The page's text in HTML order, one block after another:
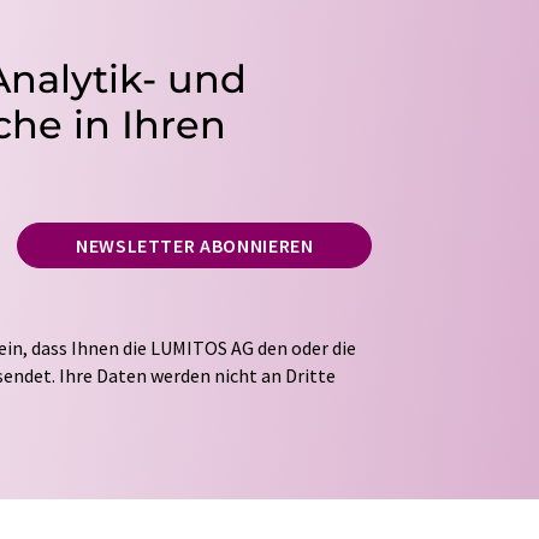
und
in Ihren
NEWSLETTER ABONNIEREN
dass Ihnen die LUMITOS AG den oder die
Ihre Daten werden nicht an Dritte
Ihrer Daten durch die LUMITOS AG erfolgt